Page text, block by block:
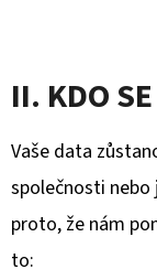
II. KDO
Vaše data
společnosti
proto, že nám
to: